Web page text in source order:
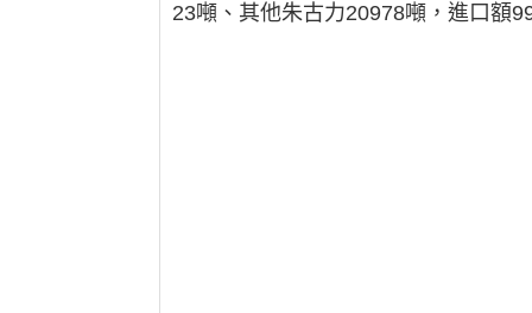
23噸、其他朱古力20978噸，進口額